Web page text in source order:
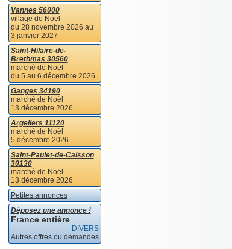
Vannes 56000
village de Noël
du 28 novembre 2026 au
3 janvier 2027
Saint-Hilaire-de-
Brethmas 30560
marché de Noël
du 5 au 6 décembre 2026
Ganges 34190
marché de Noël
13 décembre 2026
Argeliers 11120
marché de Noël
5 décembre 2026
Saint-Paulet-de-Caisson
30130
marché de Noël
13 décembre 2026
Petites annonces
Déposez une annonce !
France entière
DIVERS
Autres offres ou demandes